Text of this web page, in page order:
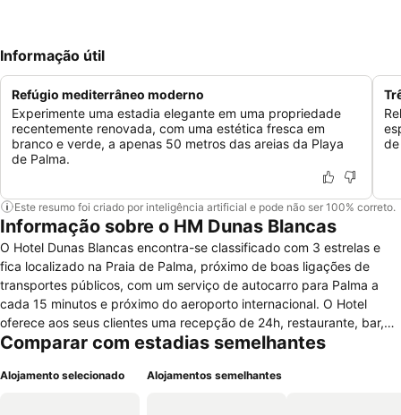
Informação útil
Refúgio mediterrâneo moderno
Experimente uma estadia elegante em uma propriedade
recentemente renovada, com uma estética fresca em
branco e verde, a apenas 50 metros das areias da Playa
de Palma.
Este resumo foi criado por inteligência artificial e pode não ser 100% correto.
Informação sobre o HM Dunas Blancas
O Hotel Dunas Blancas encontra-se classificado com 3 estrelas e
fica localizado na Praia de Palma, próximo de boas ligações de
transportes públicos, com um serviço de autocarro para Palma a
cada 15 minutos e próximo do aeroporto internacional. O Hotel
oferece aos seus clientes uma recepção de 24h, restaurante, bar,
elevador, cofre, área para fumadores, aquecimento, ar
seco, aluguer de veículos, posto de turismo e internet com
Comparar com estadias semelhantes
Alojamento selecionado Alojamentos semelhantes